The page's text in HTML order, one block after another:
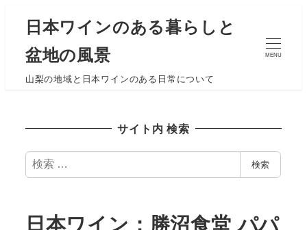
日本ワインのある暮らしと
盆地の風景
山梨の地域と日本ワインのある日常について
MENU
サイト内 検索
検
索
検索
日本ワイン：勝沼食堂 パパ